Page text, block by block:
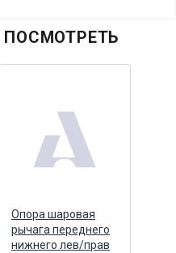
Опора шаровая
рычага переднего
нижнего лев/прав